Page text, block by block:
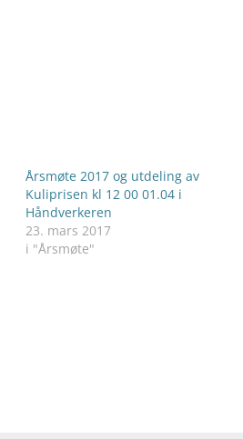
Årsmøte 2017 og utdeling av
Kuliprisen kl 12 00 01.04 i
Håndverkeren
23. mars 2017
i "Årsmøte"